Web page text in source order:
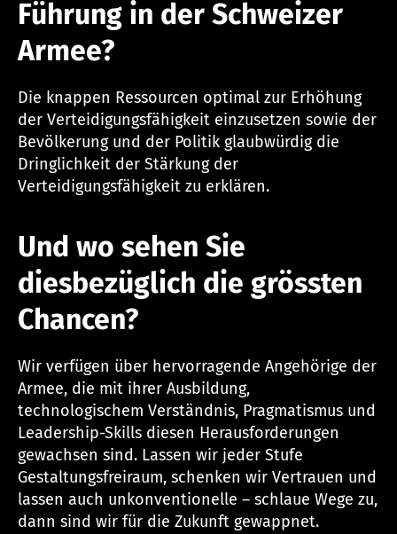
Führung in der Schweizer
Armee?
Die knappen Ressourcen optimal zur Erhöhung
der Verteidigungsfähigkeit einzusetzen sowie der
Bevölkerung und der Politik glaubwürdig die
Dringlichkeit der Stärkung der
Verteidigungsfähigkeit zu erklären.
Und wo sehen Sie
diesbezüglich die grössten
Chancen?
Wir verfügen über hervorragende Angehörige der
Armee, die mit ihrer Ausbildung,
technologischem Verständnis, Pragmatismus und
Leadership-Skills diesen Herausforderungen
gewachsen sind. Lassen wir jeder Stufe
Gestaltungsfreiraum, schenken wir Vertrauen und
lassen auch unkonventionelle – schlaue Wege zu,
dann sind wir für die Zukunft gewappnet.